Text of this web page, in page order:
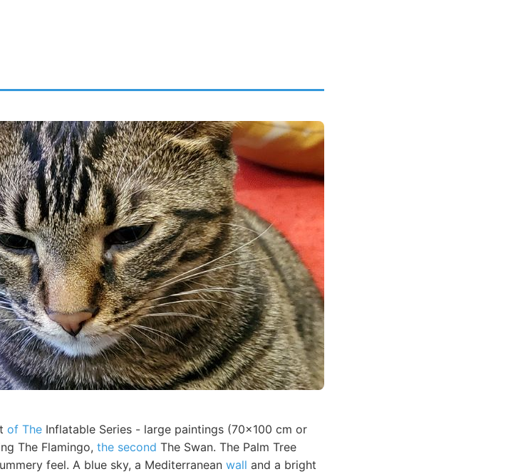
of The Inflatable Series - large paintings (70x100 cm or
The Flamingo, the second The Swan. The Palm Tree
feel. A blue sky, a Mediterranean wall and a bright